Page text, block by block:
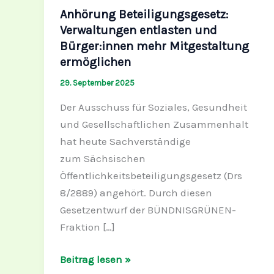
Anhörung Beteiligungsgesetz:
Verwaltungen entlasten und
Bürger:innen mehr Mitgestaltung
ermöglichen
29. September 2025
Der Ausschuss für Soziales, Gesundheit
und Gesellschaftlichen Zusammenhalt
hat heute Sachverständige
zum Sächsischen
Öffentlichkeitsbeteiligungsgesetz (Drs
8/2889) angehört. Durch diesen
Gesetzentwurf der BÜNDNISGRÜNEN-
Fraktion […]
entlasten
und
Bürger:innen
mehr
Mitgestaltung
Beitrag lesen »